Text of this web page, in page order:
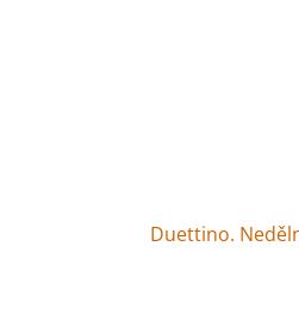
Duettino.